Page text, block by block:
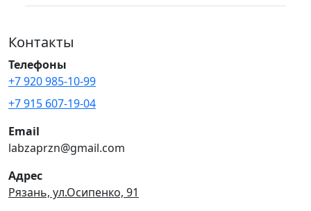
Контакты
Телефоны
+7 920 985-10-99
+7 915 607-19-04
Email
labzaprzn@gmail.com
Адрес
Рязань, ул.Осипенко, 91